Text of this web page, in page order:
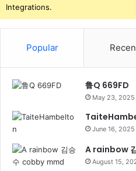
Integrations.
Popular
鲁Q 669FD
May 23, 2025
June 16, 2025
A rainbow
August 15,